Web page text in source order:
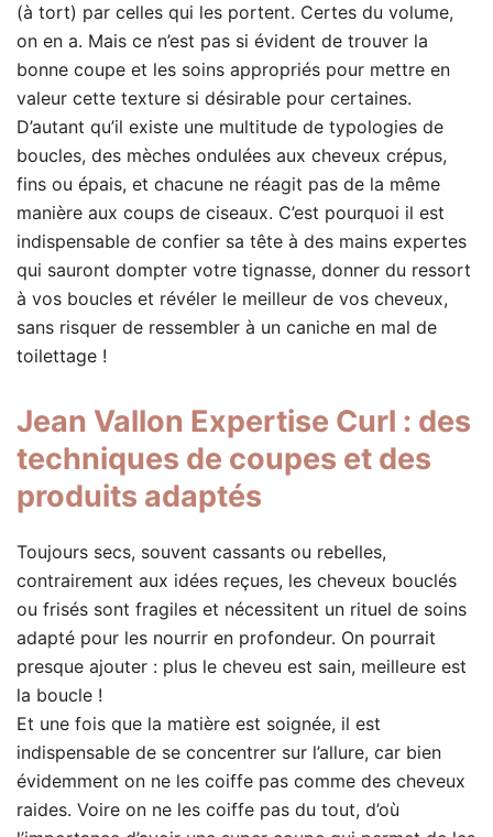
(à tort) par celles qui les portent. Certes du volume,
on en a. Mais ce n’est pas si évident de trouver la
bonne coupe et les soins appropriés pour mettre en
valeur cette texture si désirable pour certaines.
D’autant qu’il existe une multitude de typologies de
boucles, des mèches ondulées aux cheveux crépus,
fins ou épais, et chacune ne réagit pas de la même
manière aux coups de ciseaux. C’est pourquoi il est
indispensable de confier sa tête à des mains expertes
qui sauront dompter votre tignasse, donner du ressort
à vos boucles et révéler le meilleur de vos cheveux,
sans risquer de ressembler à un caniche en mal de
toilettage !
Jean Vallon Expertise Curl : des
techniques de coupes et des
produits adaptés
Toujours secs, souvent cassants ou rebelles,
contrairement aux idées reçues, les cheveux bouclés
ou frisés sont fragiles et nécessitent un rituel de soins
adapté pour les nourrir en profondeur. On pourrait
presque ajouter : plus le cheveu est sain, meilleure est
la boucle !
Et une fois que la matière est soignée, il est
indispensable de se concentrer sur l’allure, car bien
évidemment on ne les coiffe pas comme des cheveux
raides. Voire on ne les coiffe pas du tout, d’où